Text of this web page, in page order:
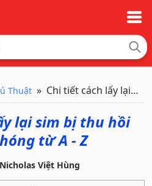
Thuật Chi tiết cách lấy lại
lại sim bị thu hồi
từ A - Z
Nicholas Việt Hùng